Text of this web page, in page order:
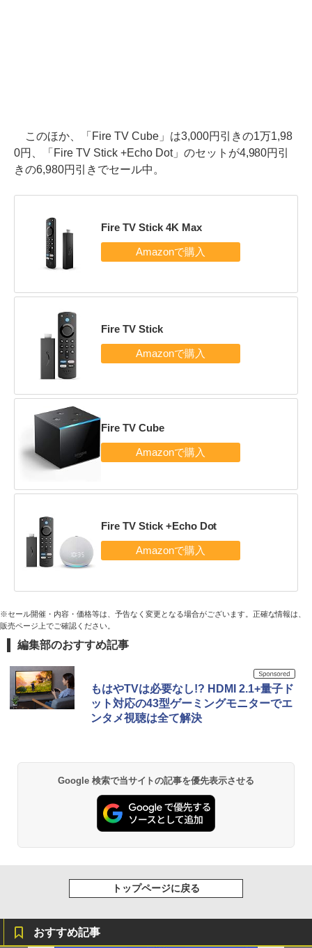
このほか、「Fire TV Cube」は3,000円引きの1万1,98
0円、「Fire TV Stick +Echo Dot」のセットが4,980円引
きの6,980円引きでセール中。
Fire TV Stick 4K Max
Fire TV Stick
Fire TV Cube
Fire TV Stick +Echo Dot
※セール開催・内容・価格等は、予告なく変更となる場合がございます。正確な情報は、
販売ページ上でご確認ください。
編集部のおすすめ記事
もはやTVは必要なし!? HDMI 2.1+量子ド
ット対応の43型ゲーミングモニターでエ
ンタメ視聴は全て解決
Google 検索で当サイトの記事を優先表示させる
トップページに戻る
おすすめ記事